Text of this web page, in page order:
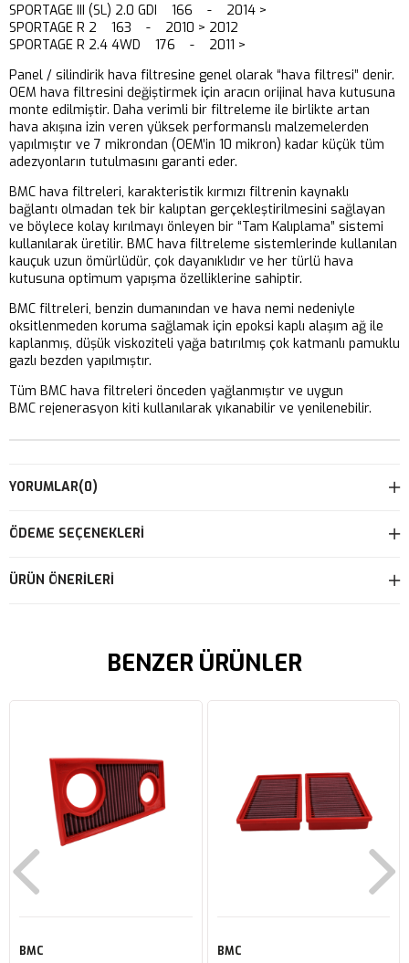
SPORTAGE III (SL) 2.0 GDI 166 - 2014 >
SPORTAGE R 2 163 - 2010 > 2012
SPORTAGE R 2.4 4WD 176 - 2011 >
Panel / silindirik hava filtresine genel olarak “hava filtresi” denir.
OEM hava filtresini değiştirmek için aracın orijinal hava kutusuna
monte edilmiştir. Daha verimli bir filtreleme ile birlikte artan
hava akışına izin veren yüksek performanslı malzemelerden
yapılmıştır ve 7 mikrondan (OEM’in 10 mikron) kadar küçük tüm
adezyonların tutulmasını garanti eder.
BMC hava filtreleri, karakteristik kırmızı filtrenin kaynaklı
bağlantı olmadan tek bir kalıptan gerçekleştirilmesini sağlayan
ve böylece kolay kırılmayı önleyen bir “Tam Kalıplama” sistemi
kullanılarak üretilir. BMC hava filtreleme sistemlerinde kullanılan
kauçuk uzun ömürlüdür, çok dayanıklıdır ve her türlü hava
kutusuna optimum yapışma özelliklerine sahiptir.
BMC filtreleri, benzin dumanından ve hava nemi nedeniyle
oksitlenmeden koruma sağlamak için epoksi kaplı alaşım ağ ile
kaplanmış, düşük viskoziteli yağa batırılmış çok katmanlı pamuklu
gazlı bezden yapılmıştır.
Tüm BMC hava filtreleri önceden yağlanmıştır ve uygun
BMC rejenerasyon kiti kullanılarak yıkanabilir ve yenilenebilir.
YORUMLAR(0)
ÖDEME SEÇENEKLERI
ÜRÜN ÖNERILERI
BENZER ÜRÜNLER
BMC
BMC